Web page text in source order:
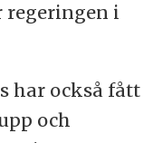
regeringen i
har också fått
och